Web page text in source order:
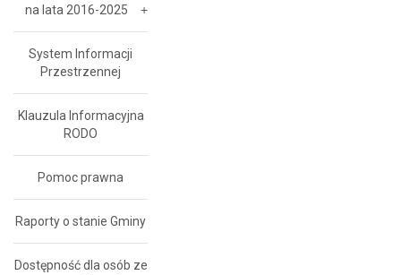
na lata 2016-2025
System Informacji
Przestrzennej
Klauzula Informacyjna
RODO
Pomoc prawna
Raporty o stanie Gminy
Dostępność dla osób ze